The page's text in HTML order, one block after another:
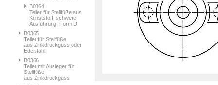
B0364
Teller für Stellfüße aus
Kunststoff, schwere
Ausführung, Form D
B0365
Teller für Stellfüße
aus Zinkdruckguss oder
Edelstahl
B0366
Teller mit Ausleger für
Stellfüße
aus Zinkdruckguss